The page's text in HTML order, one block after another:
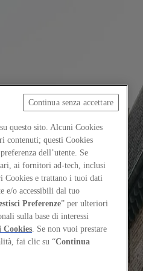
questo sito. Alcuni Cookies
contenuti; questi Cookies
dell’utente. Se
ai fornitori ad-tech, inclusi
e trattano i tuoi dati
e/o accessibili dal tuo
Preferenze” per ulteriori
sulla base di interessi
. Se non vuoi prestare
fai clic su “Continua
Continua senza accettare